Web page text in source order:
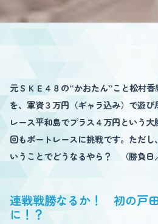
元ＳＫＥ４８の“かおたん”こと松村
を、軍資３万円（ギャラ込み）で遊
レース平和島でプラス４万円という
回もボートレースに挑戦です。ただ
いうことでどうなるやら？ （勝負日
連戦戦勝なるか！ 初の戸
に！？